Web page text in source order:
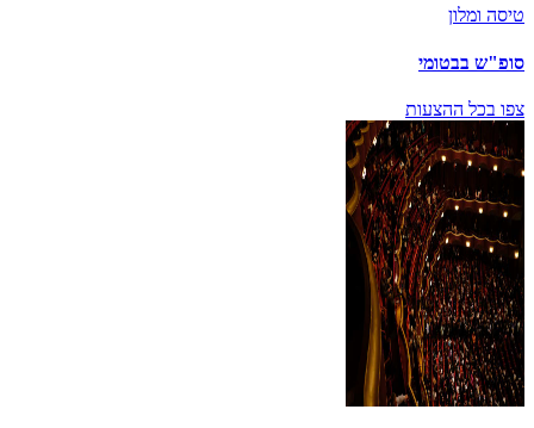
טיסה ומלון
סופ"ש בבטומי
צפו בכל ההצעות